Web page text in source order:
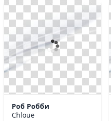
Роб Робби
Chloue